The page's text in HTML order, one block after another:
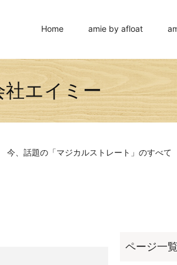
Home amie by afloat
今、話題の「マジカルストレート」のすべて
エイミー